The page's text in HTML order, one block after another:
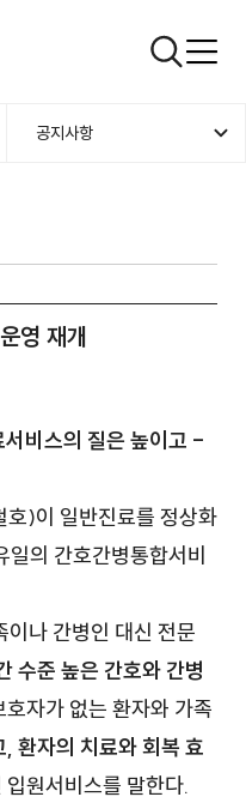
검색창
공지사항
영 재개
비스의 질은 높이고 -
)이 일반진료를 정상화
의 간호간병통합서비
나 간병인 대신 전문
수준 높은 간호와 간병
호자가 없는 환자와 가족
환자의 치료와 회복 효
입원서비스를 말한다.